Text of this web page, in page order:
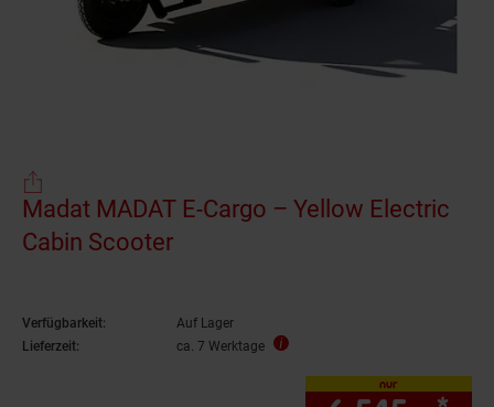
Madat MADAT E-Cargo – Yellow Electric
Cabin Scooter
Verfügbarkeit:
Auf Lager
Lieferzeit:
ca. 7 Werktage
nur